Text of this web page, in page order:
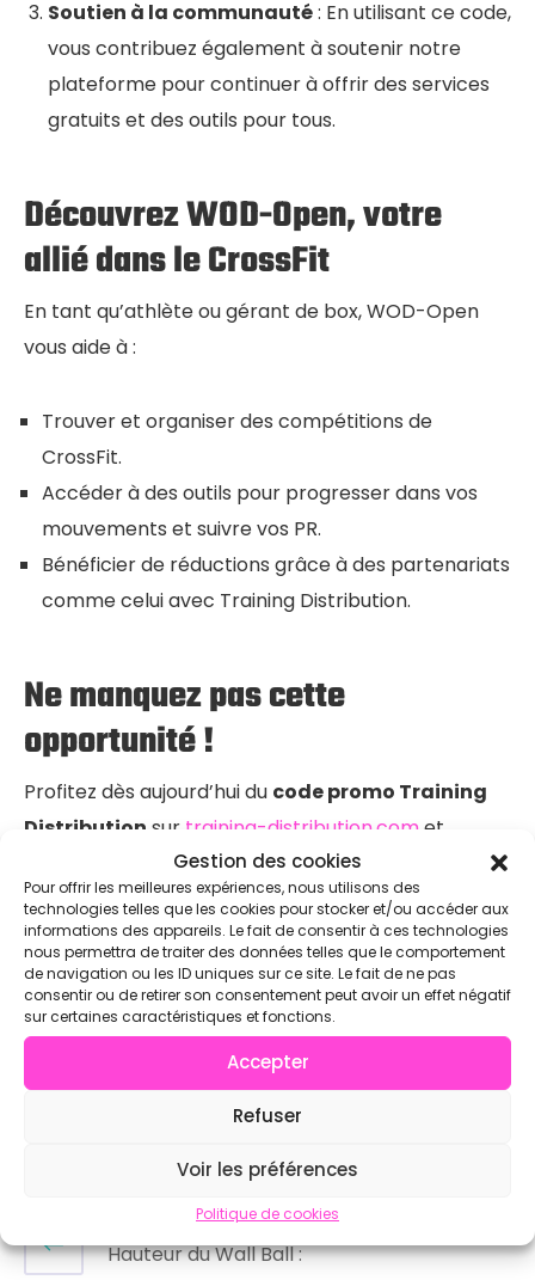
Gestion des cookies
Pour offrir les meilleures expériences, nous utilisons des
technologies telles que les cookies pour stocker et/ou accéder aux
informations des appareils. Le fait de consentir à ces technologies
nous permettra de traiter des données telles que le comportement
de navigation ou les ID uniques sur ce site. Le fait de ne pas
consentir ou de retirer son consentement peut avoir un effet négatif
sur certaines caractéristiques et fonctions.
Accepter
Refuser
Voir les préférences
Politique de cookies
Soutien à la communauté: En utilisant ce code,
vous contribuez également à soutenir notre
plateforme pour continuer à offrir des services
gratuits et des outils pour tous.
Découvrez WOD-Open, votre
allié dans le CrossFit
En tant qu’athlète ou gérant de box, WOD-Open
vous aide à :
Trouver et organiser des compétitions de
CrossFit.
Accéder à des outils pour progresser dans vos
mouvements et suivre vos PR.
Bénéficier de réductions grâce à des partenariats
comme celui avec Training Distribution.
Ne manquez pas cette
opportunité !
Profitez dès aujourd’hui du code promo Training
Distribution sur training-distribution.comet
boostez vos performances. Grâce à WOD-Open,
l’entraînement devient encore plus accessible !
Partager
Article précédent
Hauteur du Wall Ball :